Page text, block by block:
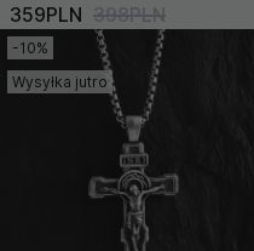
359PLN 398PLN
-10%
Wysyłka jutro